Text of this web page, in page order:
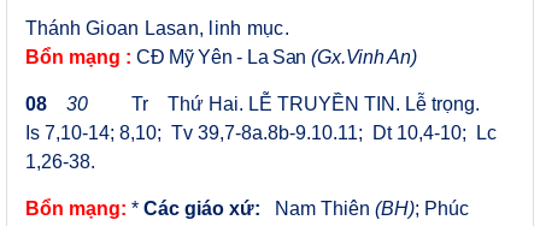
Thánh Gioan Lasan, linh mục.
Bổn mạng : CĐ Mỹ Yên - La San (Gx.Vinh An)
08 30 Tr Thứ Hai. LỄ TRUYỀN TIN. Lễ trọng.
Is 7,10-14; 8,10; Tv 39,7-8a.8b-9.10.11; Dt 10,4-10; Lc
1,26-38.
Bổn mạng: * Các giáo xứ: Nam Thiên (BH); Phúc